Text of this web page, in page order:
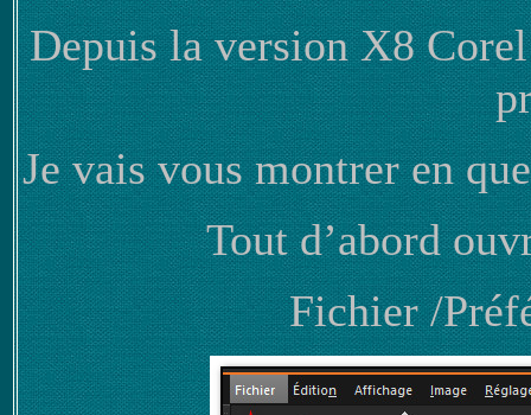
Depuis la version X8
Je vais vous montrer en
Tout d’abord
Fichier /